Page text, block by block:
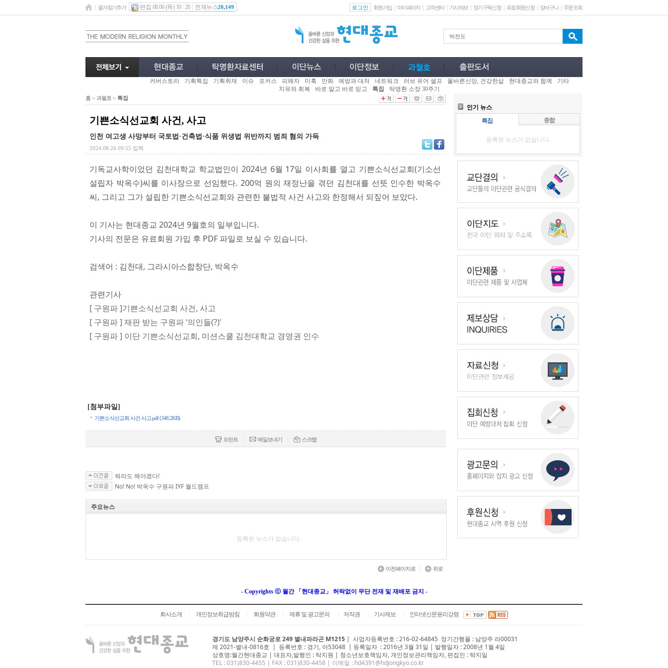
즐겨찾기추가 편집 08.06 (목) 10 : 20 전체뉴스20,149 로그인 회원가입 마이페이지 고객센터 기사제보 정기구독신청 유료회원신청 장바구니 주문조회
커버스토리 기획특집 기획취재 이슈 포커스 피해자 미혹 만화 예방과 대처 네트워크 러브 유어 셀프 올바른신앙, 건강한삶 현대종교와 함께
기타
치유와 회복
바로 알고 바로 믿고 특집 탁명환 소장 30주기
홈 > 과월호 > 특집
기쁜소식선교회 사건, 사고
인천 여고생 사망부터 국토법·건축법·식품 위생법 위반까지 범죄 혐의 가득
2024.08.26 09:55 입력
기독교사학이었던 김천대학교 학교법인이 2024년 6월 17일 이사회를 열고 기쁜소식선교회(기소선
설립자 박옥수)씨를 이사장으로 선임했다. 200억 원의 재정난을 겪던 김천대를 선뜻 인수한 박옥수
씨, 그리고 그가 설립한 기쁜소식선교회와 관련한 불법적 사건 사고와 한정해서 되짚어 보았다.
이 기사는 현대종교 2024년 9월호의 일부입니다.
기사의 전문은 유료회원 가입 후 PDF 파일로 보실 수 있습니다.
검색어 : 김천대, 그라시아스합창단, 박옥수
관련기사
[ 구원파 ]기쁜소식선교회 사건, 사고
[ 구원파 ] 재판 받는 구원파 ‘의인들(?)’
[ 구원파 ] 이단 기쁜소식선교회, 미션스쿨 김천대학교 경영권 인수
[첨부파일]
기쁜소식선교회 사건 사고.pdf (348.2KB)
프린트 메일보내기 스크랩
뭐라도 해야겠다!
No! No! 박옥수 구원파 IYF 월드캠프
주요뉴스
등록된 뉴스가 없습니다.
이전페이지로 | 위로
인기 뉴스
특집
종합
등록된 뉴스가 없습니다.
- Copyrights ⓒ 월간 「현대종교」 허락없이 무단 전재 및 재배포 금지 -
회사소개 개인정보취급방침 회원약관 제휴 및 광고문의 저작권 기사제보 인터넷신문윤리강령
경기도 남양주시 순화궁로 249 별내파라곤 M1215 | 사업자등록번호 : 216-02-64845 정기간행물 : 남양주 라00031
제 2021-별내-0816호 | 등록번호 : 경기, 아53048 | 등록일자 : 2016년 3월 31일 | 발행일자 : 2008년 1월 4일
상호명:월간현대종교 | 대표자,발행인 : 탁지원 | 청소년보호책임자, 개인정보관리책임자, 편집인 : 탁지일
TEL : 031)830-4455 | FAX : 031)830-4458 | 이메일 : hd4391@hdjongkyo.co.kr